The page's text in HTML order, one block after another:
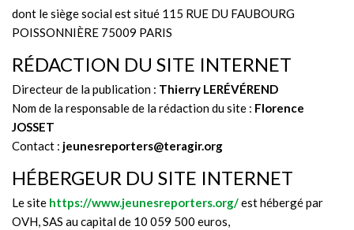
dont le siège social est situé 115 RUE DU FAUBOURG
POISSONNIÈRE 75009 PARIS
RÉDACTION DU SITE INTERNET
Directeur de la publication : Thierry LERÉVÉREND
Nom de la responsable de la rédaction du site : Florence
JOSSET
Contact : jeunesreporters@teragir.org
HÉBERGEUR DU SITE INTERNET
Le site https://www.jeunesreporters.org/est hébergé par
OVH, SAS au capital de 10 059 500 euros,